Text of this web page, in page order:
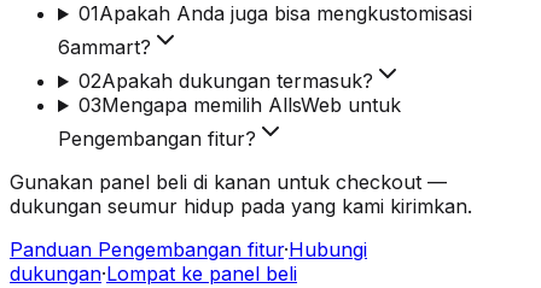
01Apakah Anda juga bisa mengkustomisasi
6ammart?
02Apakah dukungan termasuk?
03Mengapa memilih AllsWeb untuk
Pengembangan fitur?
Gunakan panel beli di kanan untuk checkout —
dukungan seumur hidup pada yang kami kirimkan.
Panduan Pengembangan fitur·Hubungi
dukungan·Lompat ke panel beli